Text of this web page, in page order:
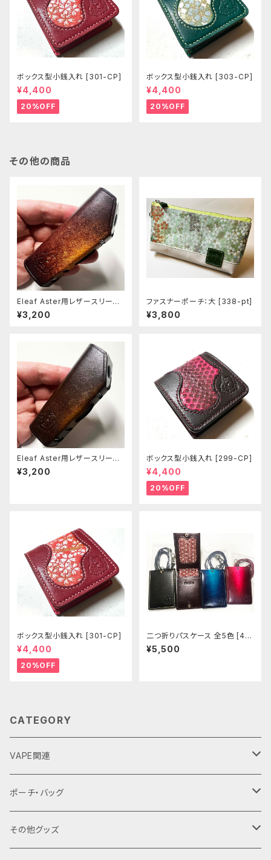
ボックス型小銭入れ [301-CP]
¥4,400
20%OFF
ボックス型小銭入れ [303-CP]
¥4,400
20%OFF
その他の商品
Eleaf Aster用レザースリーブ
[404-as]
¥3,200
ファスナーポーチ：大 [338-pt]
¥3,800
Eleaf Aster用レザースリーブ
[401-as]
¥3,200
ボックス型小銭入れ [299-CP]
¥4,400
20%OFF
ボックス型小銭入れ [301-CP]
¥4,400
20%OFF
二つ折りパスケース 全5色 [44
3-447]
¥5,500
CATEGORY
VAPE関連
バッテリーケース
18650用
VAPEデバイス用スリーブ・ケース
ポーチ・バッグ
ファスナーポーチ
その他グッズ